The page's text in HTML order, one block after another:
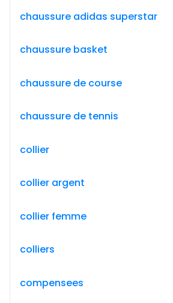
chaussure adidas superstar
chaussure basket
chaussure de course
chaussure de tennis
collier
collier argent
collier femme
colliers
compensees